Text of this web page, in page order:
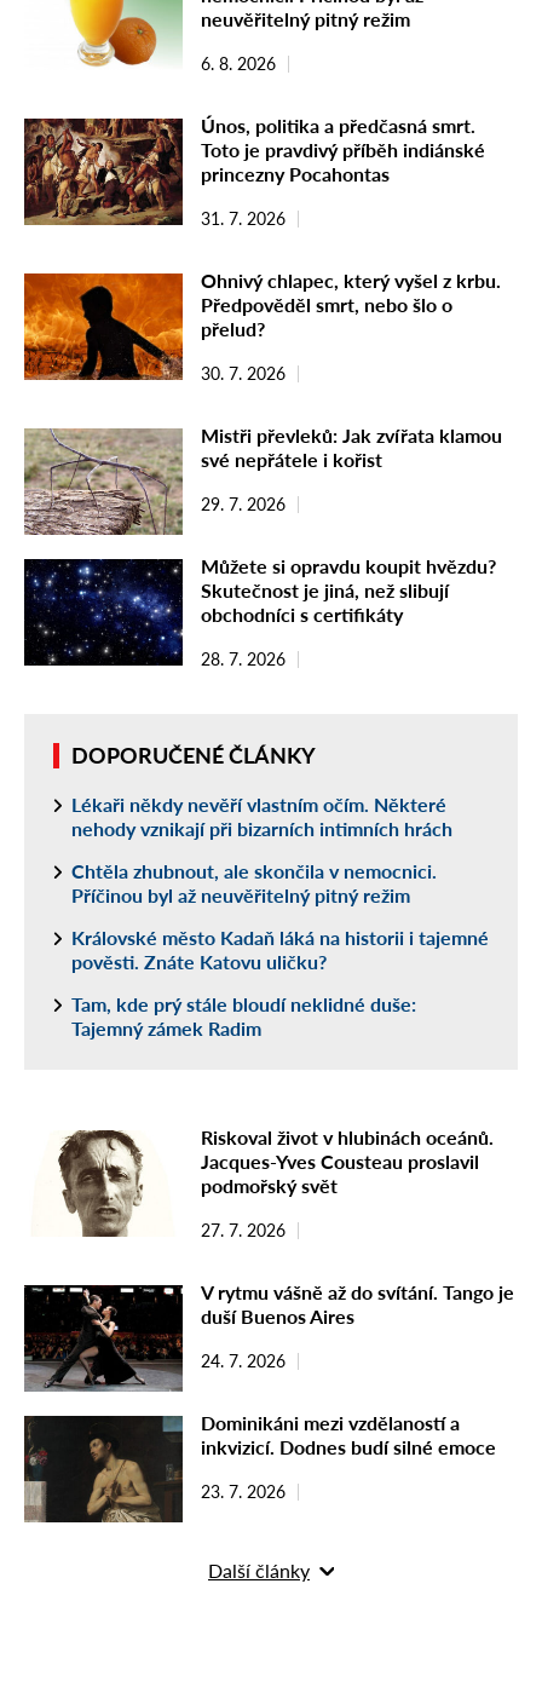
neuvěřitelný pitný režim
6. 8. 2026
Únos, politika a předčasná smrt.
Toto je pravdivý příběh indiánské
princezny Pocahontas
31. 7. 2026
Ohnivý chlapec, který vyšel z krbu.
Předpověděl smrt, nebo šlo o
přelud?
30. 7. 2026
Mistři převleků: Jak zvířata klamou
své nepřátele i kořist
29. 7. 2026
Můžete si opravdu koupit hvězdu?
Skutečnost je jiná, než slibují
obchodníci s certifikáty
28. 7. 2026
DOPORUČENÉ ČLÁNKY
Lékaři někdy nevěří vlastním očím. Některé
nehody vznikají při bizarních intimních hrách
Chtěla zhubnout, ale skončila v nemocnici.
Příčinou byl až neuvěřitelný pitný režim
Královské město Kadaň láká na historii i tajemné
pověsti. Znáte Katovu uličku?
Tam, kde prý stále bloudí neklidné duše:
Tajemný zámek Radim
Riskoval život v hlubinách oceánů.
Jacques-Yves Cousteau proslavil
podmořský svět
27. 7. 2026
V rytmu vášně až do svítání. Tango je
duší Buenos Aires
24. 7. 2026
Dominikáni mezi vzdělaností a
inkvizicí. Dodnes budí silné emoce
23. 7. 2026
Další články